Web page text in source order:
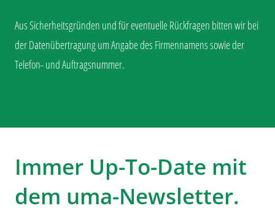
Aus Sicherheitsgründen und für eventuelle Rückfragen bitten wir bei
der Datenübertragung um Angabe des Firmennamens sowie der
Telefon- und Auftragsnummer.
Immer Up-To-Date mit
dem uma-Newsletter.